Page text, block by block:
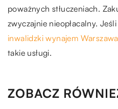
poważnych stłuczeniach.
zwyczajnie nieopłacalny.
inwalidzki wynajem Warszawa
takie usługi.
ZOBACZ